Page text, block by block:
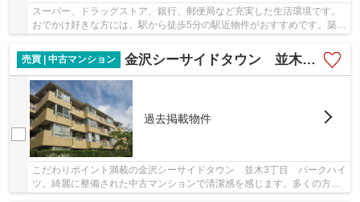
スーパー、ドラッグストア、銀行、郵便局など充実した生活環境です。
おでかけ好きな方には、駅から徒歩5分の駅近物件がおすすめです。築
売買 | 中古マンション
金沢シーサイドタウン 並木3丁目 パークハイツ
過去掲載物件
こだわりポイント満載の金沢シーサイドタウン 並木3丁目 パークハイ
ツ。綺麗に整備された中古マンションで清潔感を感じます。多くの方に